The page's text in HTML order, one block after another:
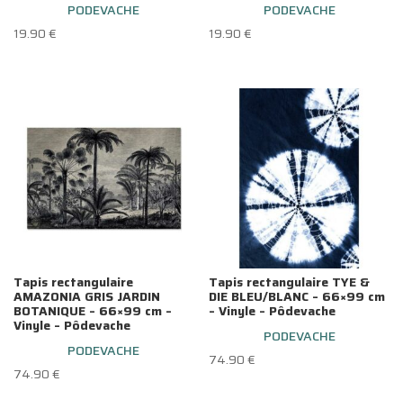
PODEVACHE
19.90€
PODEVACHE
19.90€
Tapis rectangulaire
AMAZONIA GRIS JARDIN
BOTANIQUE – 66×99 cm –
Vinyle – Pôdevache
PODEVACHE
74.90€
Tapis rectangulaire TYE &
DIE BLEU/BLANC – 66×99 cm
– Vinyle – Pôdevache
PODEVACHE
74.90€